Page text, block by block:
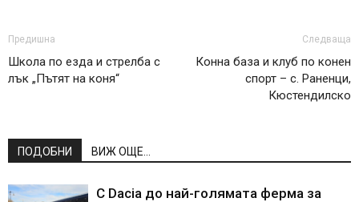
Предишна
Школа по езда и стрелба с
лък „Пътят на коня“
Следваща
Конна база и клуб по конен
спорт – с. Раненци,
Кюстендилско
ПОДОБНИ ВИЖ ОЩЕ...
С Dacia до най-голямата ферма за